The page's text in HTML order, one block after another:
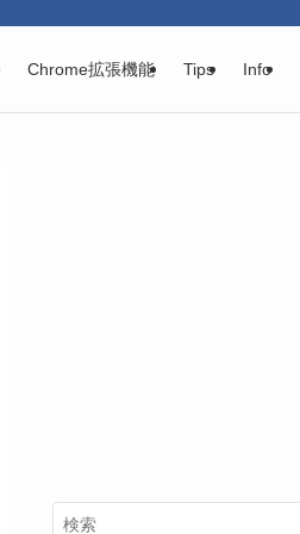
Chrome拡張機能 Tips Info